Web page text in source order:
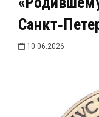
10.06.2026